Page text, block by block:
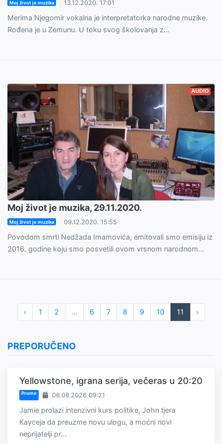
Moj život je muzika 13.12.2020. 17:01
Merima Njegomir vokalna je interpretatorka narodne muzike.
Rođena je u Zemunu. U toku svog školovanja z...
AUDIO
Moj život je muzika, 29.11.2020.
Moj život je muzika 09.12.2020. 15:55
Povodom smrti Nedžada Imamovića, emitovali smo emisiju iz
2016. godine koju smo posvetili ovom vrsnom narodnom...
‹ 1 2 ... 6 7 8 9 10 11 ›
PREPORUČENO
Yellowstone, igrana serija, večeras u 20:20
Promo 06.08.2026 09:21
Jamie prolazi intenzivni kurs politike, John tjera
Kayceja da preuzme novu ulogu, a moćni novi
neprijatelji pr...